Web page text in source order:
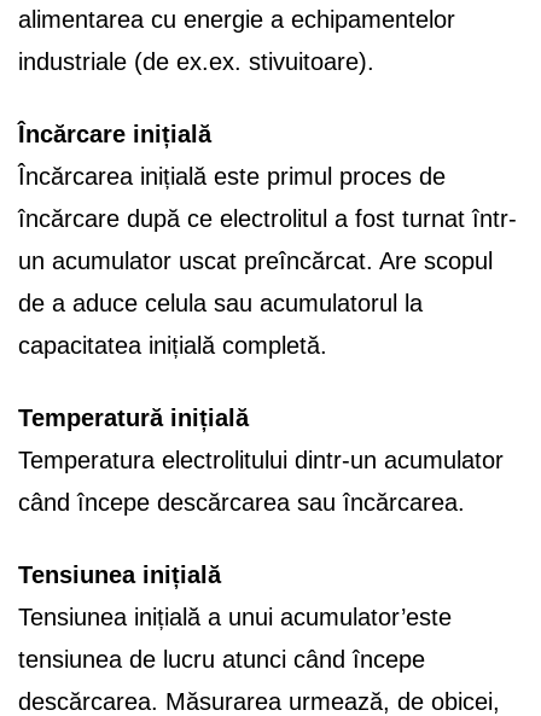
alimentarea cu energie a echipamentelor
industriale (de ex.ex. stivuitoare).
Încărcare inițială
Încărcarea inițială este primul proces de
încărcare după ce electrolitul a fost turnat într-
un acumulator uscat preîncărcat. Are scopul
de a aduce celula sau acumulatorul la
capacitatea inițială completă.
Temperatură inițială
Temperatura electrolitului dintr-un acumulator
când începe descărcarea sau încărcarea.
Tensiunea inițială
Tensiunea inițială a unui acumulator’este
tensiunea de lucru atunci când începe
descărcarea. Măsurarea urmează, de obicei,